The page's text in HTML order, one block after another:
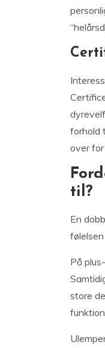
forhold
over for
til?
En
På
store